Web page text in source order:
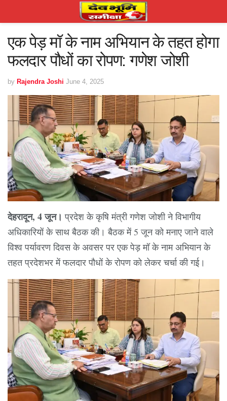
एक पेड़ मॉ के नाम अभियान के तहत होगा
फलदार पौधों का रोपण: गणेश जोशी
by Rajendra Joshi June 4, 2025
देहरादून, 4 जून। प्रदेश के कृषि मंत्री गणेश जोशी ने विभागीय
अधिकारियों के साथ बैठक की। बैठक में 5 जून को मनाए जाने वाले
विश्व पर्यावरण दिवस के अवसर पर एक पेड़ मॉ के नाम अभियान के
तहत प्रदेशभर में फलदार पौधों के रोपण को लेकर चर्चा की गई।